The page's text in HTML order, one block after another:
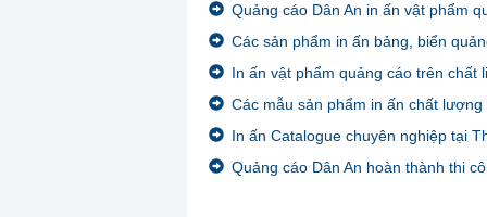
Quảng cáo Dân An in ấn vật phẩm
Các sản phẩm in ấn bảng, biển
In ấn vật phẩm quảng cáo trên chất
Các mẫu sản phẩm in ấn chất
In ấn Catalogue chuyên nghiệp tại
Quảng cáo Dân An hoàn thành thi